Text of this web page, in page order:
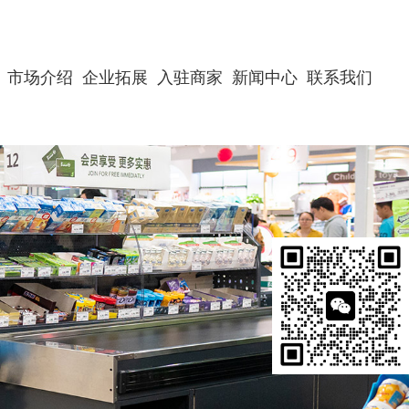
市场介绍 企业拓展 入驻商家 新闻中心 联系我们